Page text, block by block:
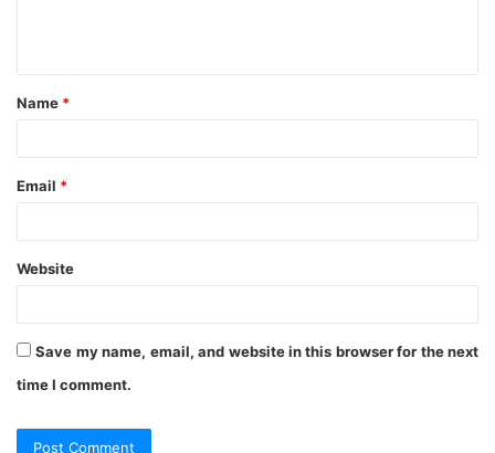
t
*
Name *
Email *
Website
Save my name, email, and website in this browser for the next
time I comment.